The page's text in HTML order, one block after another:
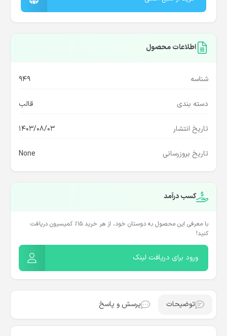
اطلاعات محصول
شناسه 949
دسته بندی قالب
تاریخ انتشار 1403/08/03
تاریخ بروزرسانی None
کسب درآمد
با معرفی این محصول به دوستان خود، از هر خرید ۱۵٪ کمیسیون دریافت
کنید!
ورود برای دریافت لینک
توضیحات پرسش و پاسخ